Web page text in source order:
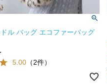
ル バッグ エコファーバッグ
5.00 （2件）